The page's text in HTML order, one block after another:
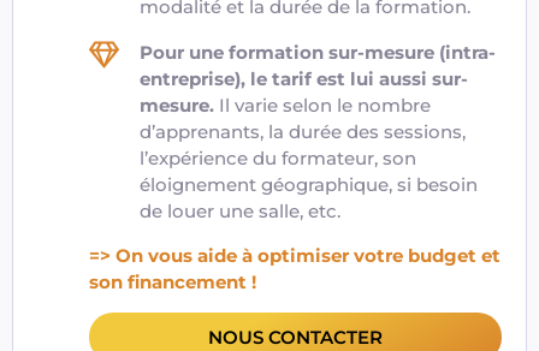
modalité et la durée de la formation.
Pour une formation sur-mesure (intra-
entreprise), le tarif est lui aussi sur-
mesure. Il varie selon le nombre
d’apprenants, la durée des sessions,
l’expérience du formateur, son
éloignement géographique, si besoin
de louer une salle, etc.
=> On vous aide à optimiser votre budget et
son financement !
NOUS CONTACTER